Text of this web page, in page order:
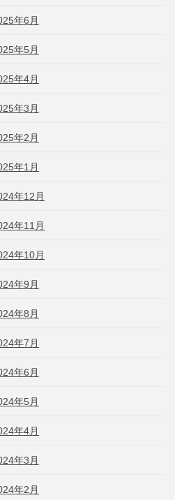
年6月
年5月
年4月
年3月
年2月
年1月
年12月
年11月
年10月
年9月
年8月
年7月
年6月
年5月
年4月
年3月
年2月